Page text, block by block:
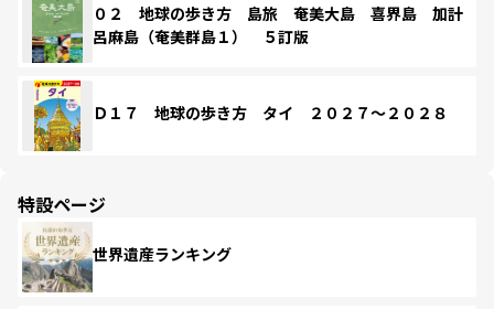
０２ 地球の歩き方 島旅 奄美大島 喜界島 加計
呂麻島（奄美群島１） ５訂版
Ｄ１７ 地球の歩き方 タイ ２０２７～２０２８
特設ページ
世界遺産ランキング